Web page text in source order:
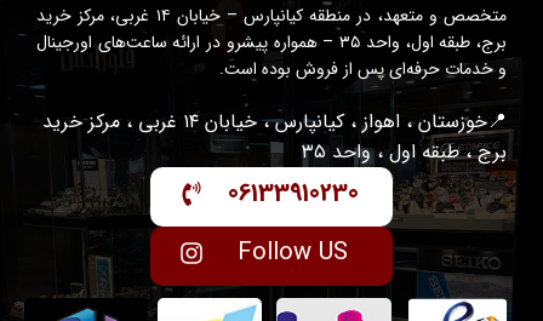
متخصص و متعهد، در منطقه کیانپارس – خیابان ۱۴ غربی، مرکز خرید
برج، طبقه اول، واحد ۳۵ – همواره پیشرو در ارائه ساعت‌های اورجینال
و خدمات حرفه‌ای پس از فروش بوده است.
📍خوزستان ، اهواز ، کیانپارس ، خیابان ۱۴ غربی ، مرکز خرید
برج ، طبقه اول ، واحد ۳۵
06133910230
Follow US